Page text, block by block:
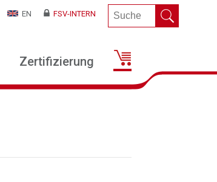
EN FSV-INTERN
Zertifizierung